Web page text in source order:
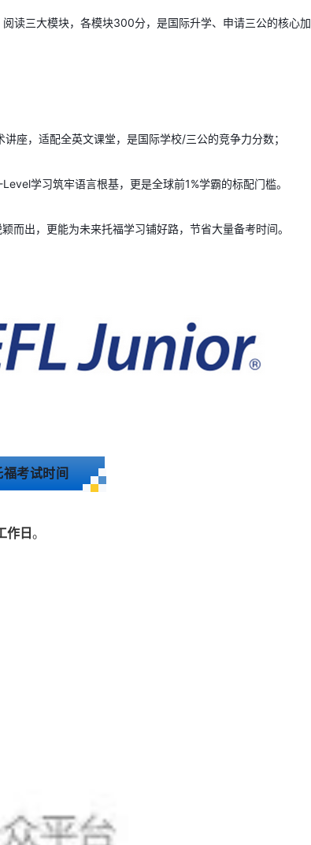
读三大模块，各模块300分，是国际升学、申请三公的核心加
座，适配全英文课堂，是国际学校/三公的竞争力分数；
学习筑牢语言根基，更是全球前1%学霸的标配门槛。
出，更能为未来托福学习铺好路，节省大量备考时间。
考试时间
作日 。